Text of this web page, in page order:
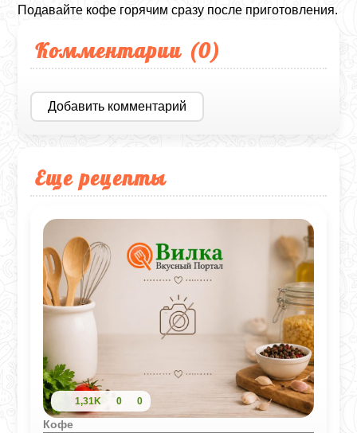
Подавайте кофе горячим сразу после приготовления.
Комментарии (0)
Добавить комментарий
Еще рецепты
1,31K 0 0
Кофе